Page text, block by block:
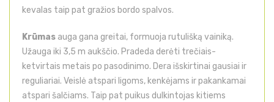
kevalas taip pat gražios bordo spalvos.
Krūmas auga gana greitai, formuoja rutulišką vainiką.
Užauga iki 3,5 m aukščio. Pradeda derėti trečiais-
ketvirtais metais po pasodinimo. Dera išskirtinai gausiai ir
reguliariai. Veislė atspari ligoms, kenkėjams ir pakankamai
atspari šalčiams. Taip pat puikus dulkintojas kitiems